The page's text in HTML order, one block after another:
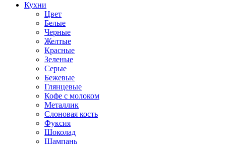
Кухни
Цвет
Белые
Черные
Желтые
Красные
Зеленые
Серые
Бежевые
Глянцевые
Кофе с молоком
Металлик
Слоновая кость
Фуксия
Шоколад
Шампань